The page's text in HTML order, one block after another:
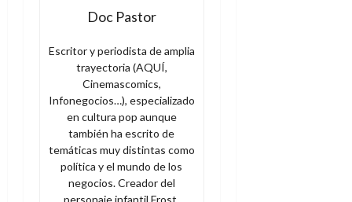
Doc Pastor
Escritor y periodista de amplia
trayectoria (AQUÍ,
Cinemascomics,
Infonegocios…), especializado
en cultura pop aunque
también ha escrito de
temáticas muy distintas como
política y el mundo de los
negocios. Creador del
personaje infantil Frost,